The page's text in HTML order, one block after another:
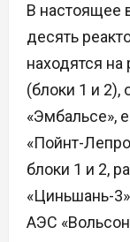
В настоящее
десять
находятся
(блоки 1 и 2),
«Эмбальсе»,
«Пойнт-
блоки 1 и 2,
«Циньшань-
АЭС